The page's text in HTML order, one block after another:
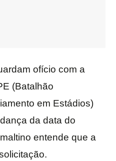
ofício com a
(Batalhão
em Estádios)
da data do
entende que a